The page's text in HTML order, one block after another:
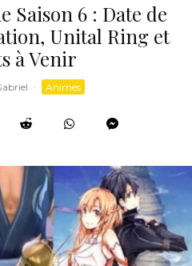
Saison 6 : Date de
Unital Ring et
à Venir
· Animes